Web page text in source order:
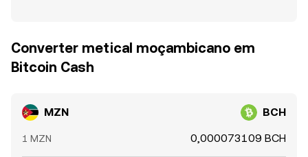
Converter metical moçambicano em
Bitcoin Cash
MZN BCH
1 MZN 0,000073109 BCH